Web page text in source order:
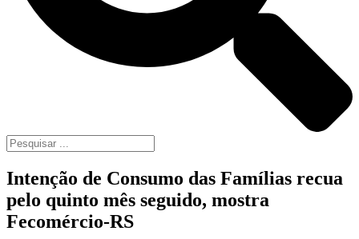
Intenção de Consumo das Famílias recua
pelo quinto mês seguido, mostra
Fecomércio-RS